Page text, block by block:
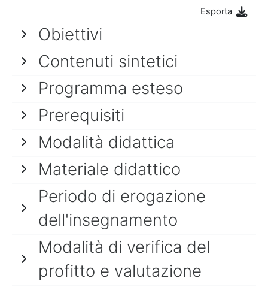
Esporta
Obiettivi
Contenuti sintetici
Programma esteso
Prerequisiti
Modalità didattica
Materiale didattico
Periodo di erogazione
dell'insegnamento
Modalità di verifica del
profitto e valutazione